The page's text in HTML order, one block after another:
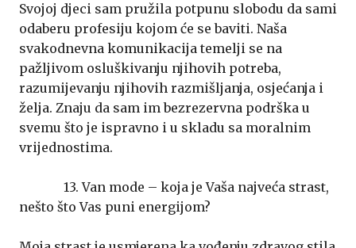
Svojoj djeci sam pružila potpunu slobodu da sami
odaberu profesiju kojom će se baviti. Naša
svakodnevna komunikacija temelji se na
pažljivom osluškivanju njihovih potreba,
razumijevanju njihovih razmišljanja, osjećanja i
želja. Znaju da sam im bezrezervna podrška u
svemu što je ispravno i u skladu sa moralnim
vrijednostima.
13. Van mode – koja je Vaša najveća strast,
nešto što Vas puni energijom?